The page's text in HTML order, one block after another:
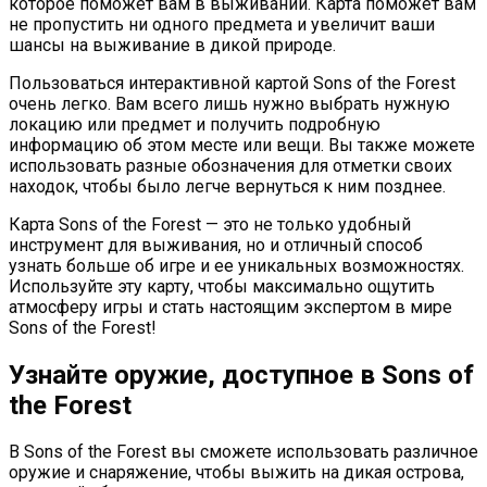
не пропустить ни одного предмета и увеличит ваши
шансы на выживание в дикой природе.
Пользоваться интерактивной картой Sons of the Forest
очень легко. Вам всего лишь нужно выбрать нужную
локацию или предмет и получить подробную
информацию об этом месте или вещи. Вы также можете
использовать разные обозначения для отметки своих
находок, чтобы было легче вернуться к ним позднее.
Карта Sons of the Forest — это не только удобный
инструмент для выживания, но и отличный способ
узнать больше об игре и ее уникальных возможностях.
Используйте эту карту, чтобы максимально ощутить
атмосферу игры и стать настоящим экспертом в мире
Sons of the Forest!
Узнайте оружие, доступное в Sons of
the Forest
В Sons of the Forest вы сможете использовать различное
оружие и снаряжение, чтобы выжить на дикая острова,